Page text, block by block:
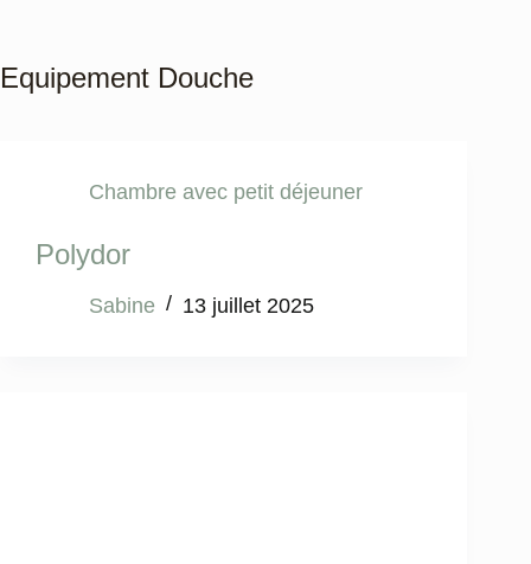
Equipement Douche
Chambre avec petit déjeuner
Polydor
Sabine 13 juillet 2025